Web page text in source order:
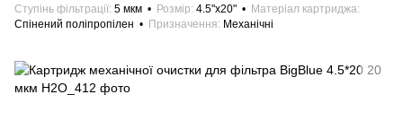
Ступінь фільтрації 5 мкм Розмір 4.5"х20"
Матеріал картриджа
Спінений поліпропілен
Призначення Механічні